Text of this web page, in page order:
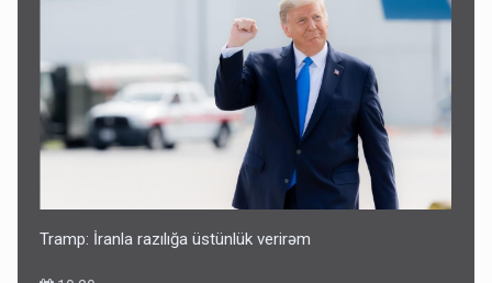
Tramp: İranla razılığa üstünlük verirəm